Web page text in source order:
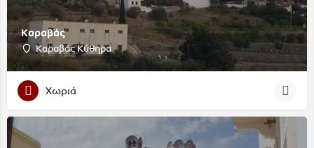
Καραβάς
Καραβάς Κύθηρα
Χωριά